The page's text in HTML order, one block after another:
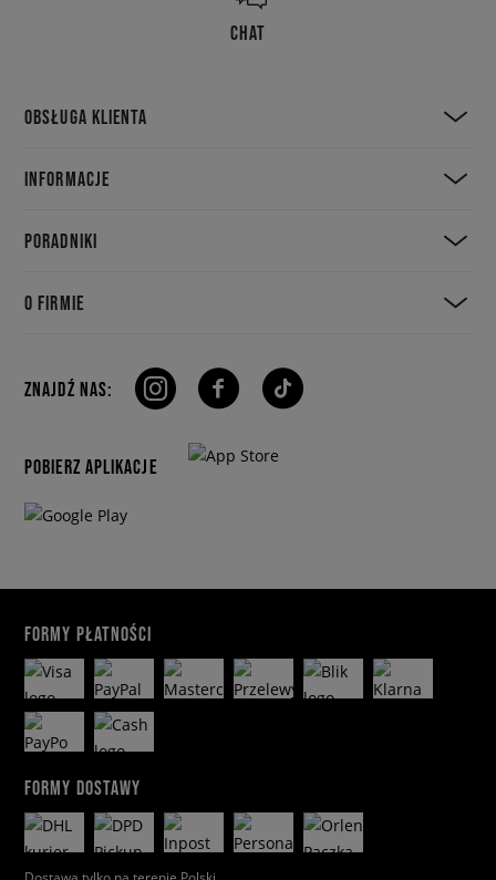
CHAT
OBSŁUGA KLIENTA
INFORMACJE
PORADNIKI
O FIRMIE
ZNAJDŹ NAS:
POBIERZ APLIKACJE
FORMY PŁATNOŚCI
FORMY DOSTAWY